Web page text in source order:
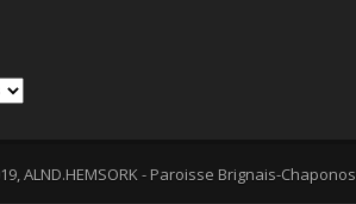
ALND.HEMSORK - Paroisse Brignais-